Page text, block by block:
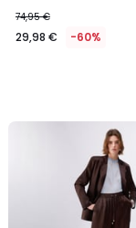
74,95 €
29,98 € -60%